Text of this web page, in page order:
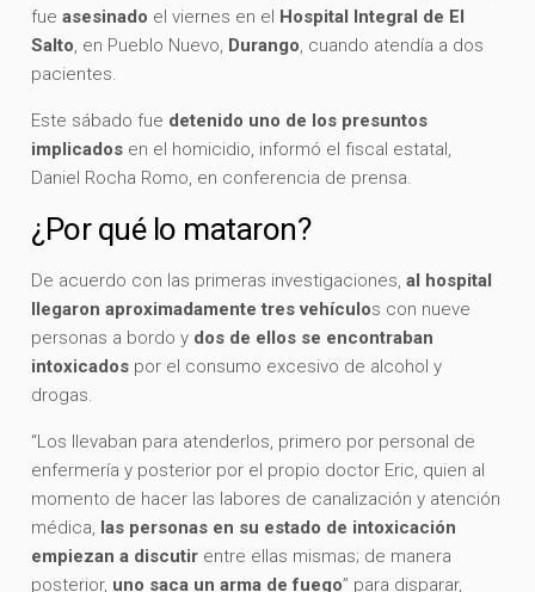
fueasesinado el viernes en el Hospital Integral de El
Salto, en Pueblo Nuevo, Durango, cuando atendía a dos
pacientes.
Este sábado fue detenido uno de los presuntos
implicados en el homicidio, informó el fiscal estatal,
Daniel Rocha Romo, en conferencia de prensa.
¿Por qué lo mataron?
De acuerdo con las primeras investigaciones, al hospital
llegaron aproximadamente tres vehículos con nueve
personas a bordo y dos de ellos se encontraban
intoxicados por el consumo excesivo de alcohol y
drogas.
“Los llevaban para atenderlos, primero por personal de
enfermería y posterior por el propio doctor Eric, quien al
momento de hacer las labores de canalización y atención
médica, las personas en su estado de intoxicación
empiezan a discutir entre ellas mismas; de manera
posterior, uno saca un arma de fuego” para disparar,